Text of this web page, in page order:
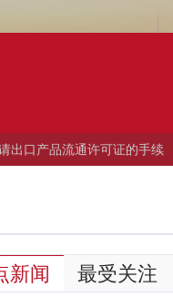
证的手续
新闻 最受关注